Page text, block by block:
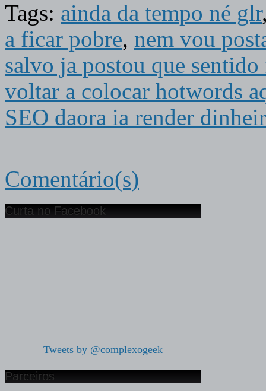
Tags: ainda da tempo né glr
a ficar pobre, nem vou
salvo ja postou que sentido
voltar a colocar hotwords
SEO daora ia render
Comentário(s)
Curta no Facebook
Tweets by @complexogeek
Parceiros